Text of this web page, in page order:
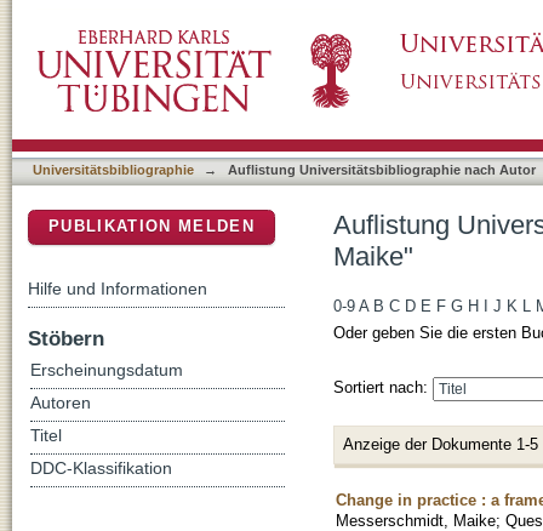
Universitätsbibliographie → Auflistung Universitätsbibliographie nach Autor
Auflistung
Maike"
0-9 A B C D E F G H J K L
Oder geben Sie die ersten
Sortiert nach:
Anzeige der Dokumente 1-5
Change in practice : a
Messerschmidt, Maike;
PUBLIKATION MELDEN
Hilfe und Informationen
Stöbern
Erscheinungsdatum
Autoren
Titel
DDC-Klassifikation